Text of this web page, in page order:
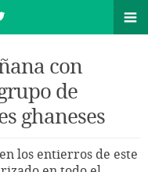
con
de
ghaneses
los entierros de este